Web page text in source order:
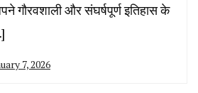
गौरवशाली और संघर्षपूर्ण इतिहास के
7, 2026